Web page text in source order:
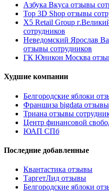
Азбука Вкуса отзывы
Top 3D Shop отзывы
X5 Retail Group
сотрудников
Неведомский Ярослав
отзывы сотрудников
ГК Юникон Москва
Худшие компании
Белгородские яблоки
Франшиза bigdata отзывы
Триана отзывы
Центр финансовой
ЮАП СПб
Последние добавленные
Квантастика отзывы
ТаргетЛид отзывы
Белгородские яблоки